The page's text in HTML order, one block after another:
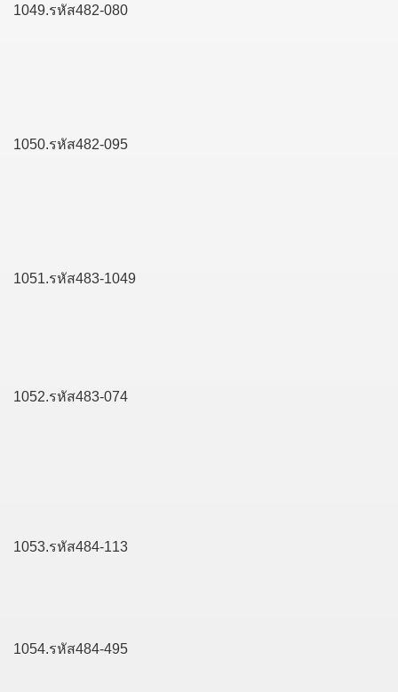
1049.รหัส482-080
1050.รหัส482-095
1051.รหัส483-1049
1052.รหัส483-074
1053.รหัส484-113
1054.รหัส484-495